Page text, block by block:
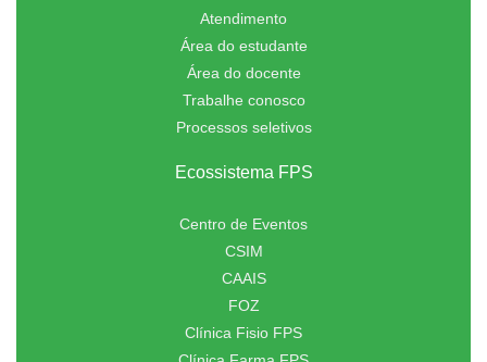
Atendimento
Área do estudante
Área do docente
Trabalhe conosco
Processos seletivos
Ecossistema FPS
Centro de Eventos
CSIM
CAAIS
FOZ
Clínica Fisio FPS